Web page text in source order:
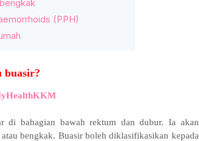
(PPH)
buasir?
di bahagian bawah rektum dan dubur. Ia akan
bengkak. Buasir boleh diklasifikasikan kepada